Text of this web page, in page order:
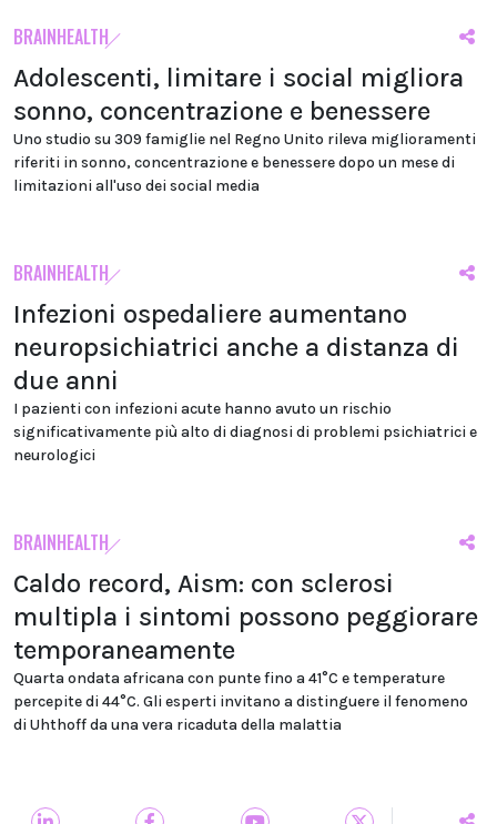
BRAINHEALTH
Adolescenti, limitare i social migliora
sonno, concentrazione e benessere
Uno studio su 309 famiglie nel Regno Unito rileva miglioramenti
riferiti in sonno, concentrazione e benessere dopo un mese di
limitazioni all'uso dei social media
BRAINHEALTH
Infezioni ospedaliere aumentano
neuropsichiatrici anche a distanza di
due anni
I pazienti con infezioni acute hanno avuto un rischio
significativamente più alto di diagnosi di problemi psichiatrici e
neurologici
BRAINHEALTH
Caldo record, Aism: con sclerosi
multipla i sintomi possono peggiorare
temporaneamente
Quarta ondata africana con punte fino a 41°C e temperature
percepite di 44°C. Gli esperti invitano a distinguere il fenomeno
di Uhthoff da una vera ricaduta della malattia